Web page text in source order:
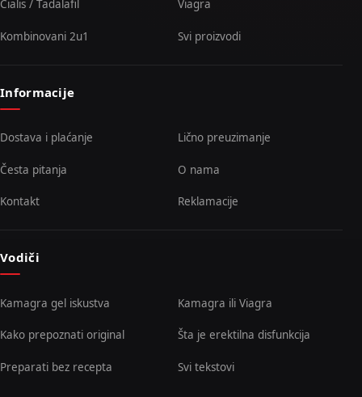
Cialis / Tadalafil Viagra
Kombinovani 2u1 Svi proizvodi
Informacije
Dostava i plaćanje Lično preuzimanje
Česta pitanja O nama
Kontakt Reklamacije
Vodiči
Kamagra gel iskustva Kamagra ili Viagra
Kako prepoznati original Šta je erektilna disfunkcija
Preparati bez recepta Svi tekstovi